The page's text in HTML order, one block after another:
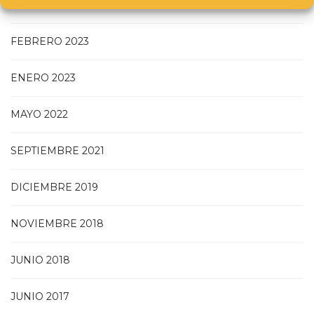
FEBRERO 2023
ENERO 2023
MAYO 2022
SEPTIEMBRE 2021
DICIEMBRE 2019
NOVIEMBRE 2018
JUNIO 2018
JUNIO 2017